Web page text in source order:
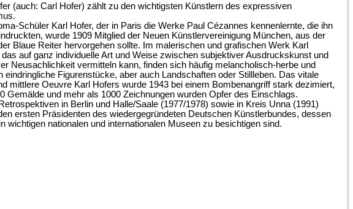
(auch: Carl Hofer) zählt zu den wichtigsten Künstlern des expressiven
Schüler Karl Hofer, der in Paris die Werke Paul Cézannes kennenlernte, die ihn
wurde 1909 Mitglied der Neuen Künstlervereinigung München, aus der
Blaue Reiter hervorgehen sollte. Im malerischen und grafischen Werk Karl
auf ganz individuelle Art und Weise zwischen subjektiver Ausdruckskunst und
Neusachlichkeit vermitteln kann, finden sich häufig melancholisch-herbe und
eindringliche Figurenstücke, aber auch Landschaften oder Stillleben. Das vitale
mittlere Oeuvre Karl Hofers wurde 1943 bei einem Bombenangriff stark dezimiert,
Gemälde und mehr als 1000 Zeichnungen wurden Opfer des Einschlags.
in Berlin und Halle/Saale (1977/1978) sowie in Kreis Unna (1991)
ersten Präsidenten des wiedergegründeten Deutschen Künstlerbundes, dessen
wichtigen nationalen und internationalen Museen zu besichtigen sind.